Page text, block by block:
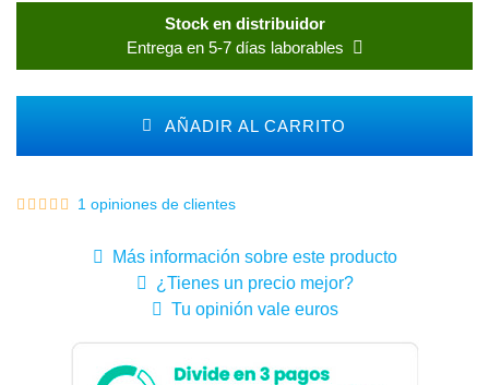
Stock en distribuidor
Entrega en 5-7 días laborables
AÑADIR AL CARRITO
1 opiniones de clientes
Más información sobre este producto
¿Tienes un precio mejor?
Tu opinión vale euros